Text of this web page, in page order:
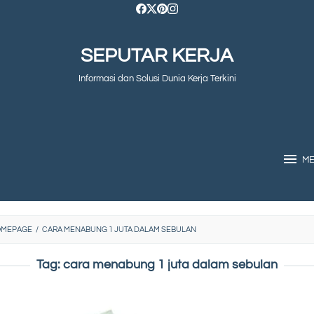
SEPUTAR KERJA
Informasi dan Solusi Dunia Kerja Terkini
/ CARA MENABUNG 1 JUTA DALAM SEBULAN
Tag: cara menabung 1 juta dalam sebulan